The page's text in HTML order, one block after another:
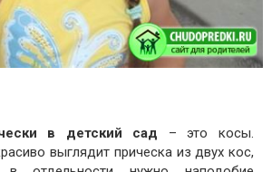
в детский сад – это косы.
выглядит прическа из двух кос,